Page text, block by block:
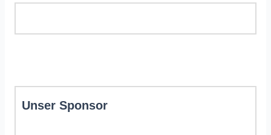
Unser Sponsor